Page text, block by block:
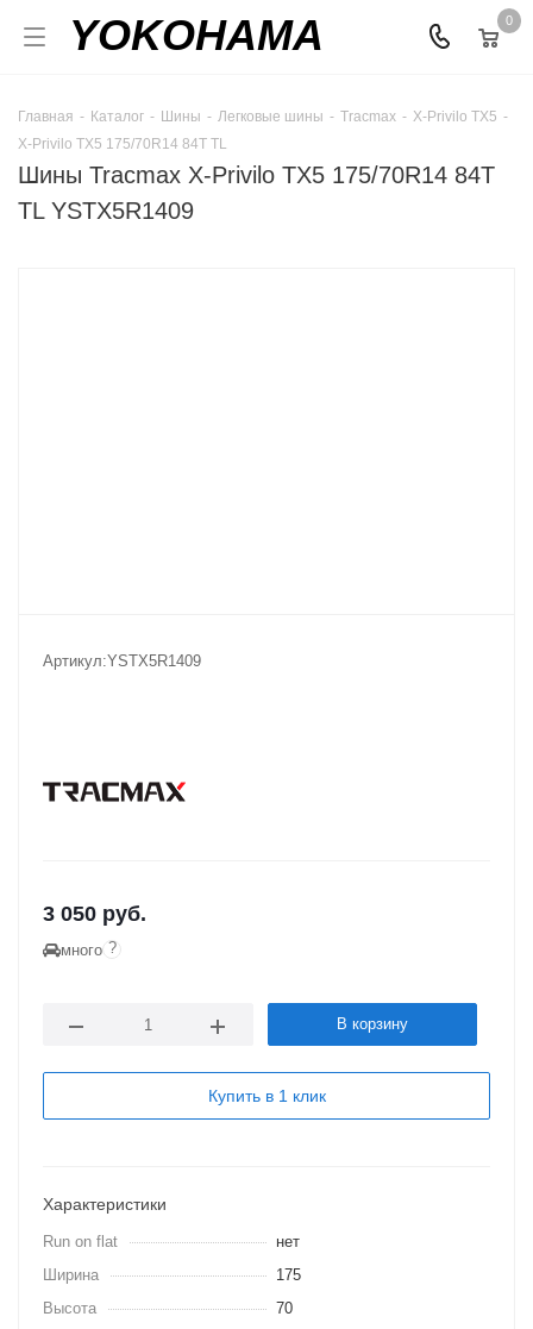
YOKOHAMA 0
Главная - Каталог - Шины - Легковые шины - Tracmax - X-Privilo TX5 -
X-Privilo TX5 175/70R14 84T TL
Шины Tracmax X-Privilo TX5 175/70R14 84T
TL YSTX5R1409
Артикул:YSTX5R1409
3 050 руб.
много ?
В корзину
Купить в 1 клик
Характеристики
Run on flat
нет
Ширина
175
Высота
70